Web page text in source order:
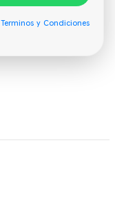
Terminos y Condiciones